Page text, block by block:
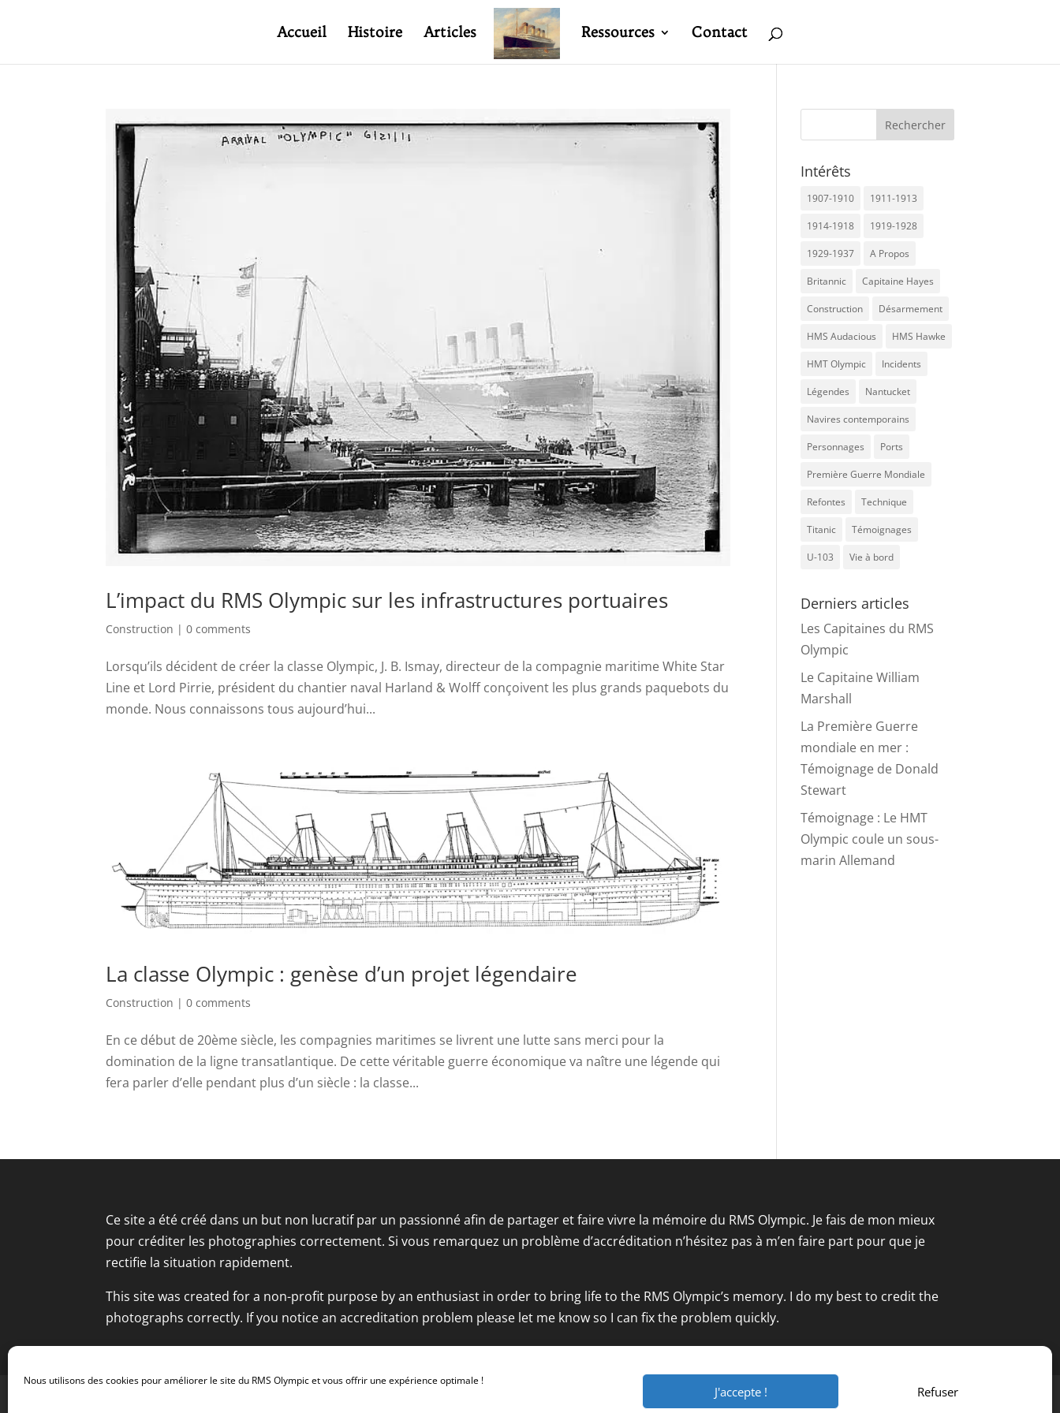
Nous utilisons des cookies pour améliorer le site du RMS Olympic et vous offrir une expérience optimale !
J'accepte ! Refuser
Accueil Histoire Articles Ressources Contact
L’impact du RMS Olympic sur les infrastructures portuaires
Construction |0 comments
Lorsqu’ils décident de créer la classe Olympic, J. B. Ismay, directeur de la compagnie maritime White Star
Line et Lord Pirrie, président du chantier naval Harland & Wolff conçoivent les plus grands paquebots du
monde. Nous connaissons tous aujourd’hui...
La classe Olympic : genèse d’un projet légendaire
Construction |0 comments
En ce début de 20ème siècle, les compagnies maritimes se livrent une lutte sans merci pour la
domination de la ligne transatlantique. De cette véritable guerre économique va naître une légende qui
fera parler d’elle pendant plus d’un siècle : la classe...
Intérêts
1907-1910 1911-1913
1914-1918 1919-1928
1929-1937 A Propos
Britannic Capitaine Hayes
Construction Désarmement
HMS Audacious HMS Hawke
HMT Olympic Incidents
Légendes Nantucket
Navires contemporains
Personnages Ports
Première Guerre Mondiale
Refontes Technique
Titanic Témoignages
U-103 Vie à bord
Derniers articles
Les Capitaines du RMS
Olympic
Le Capitaine William
Marshall
La Première Guerre
mondiale en mer :
Témoignage de Donald
Stewart
Témoignage : Le HMT
Olympic coule un sous-
marin Allemand
Ce site a été créé dans un but non lucratif par un passionné afin de partager et faire vivre la mémoire du RMS Olympic. Je fais de mon mieux
pour créditer les photographies correctement. Si vous remarquez un problème d’accréditation n’hésitez pas à m’en faire part pour que je
rectifie la situation rapidement.
This site was created for a non-profit purpose by an enthusiast in order to bring life to the RMS Olympic’s memory. I do my best to credit the
photographs correctly. If you notice an accreditation problem please let me know so I can fix the problem quickly.